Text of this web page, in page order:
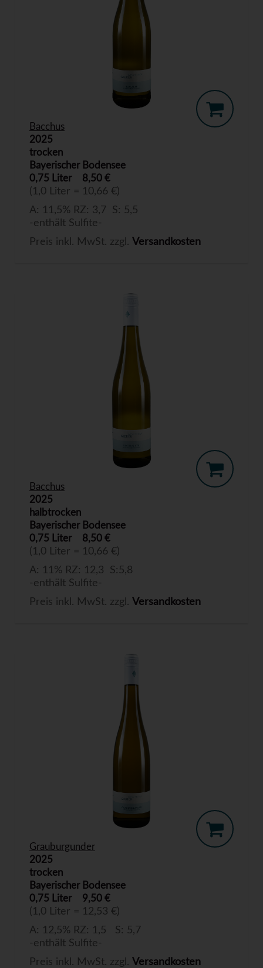
Bacchus
2025
trocken
Bayerischer Bodensee
0,75 Liter
8,50 €
(1,0 Liter = 10,66 €)
A: 11,5% RZ: 3,7 S: 5,5
-enthält Sulfite-
Preis inkl. MwSt. zzgl. Versandkosten
Bacchus
2025
halbtrocken
Bayerischer Bodensee
0,75 Liter
8,50 €
(1,0 Liter = 10,66 €)
A: 11% RZ: 12,3 S:5,8
-enthält Sulfite-
Preis inkl. MwSt. zzgl. Versandkosten
Grauburgunder
2025
trocken
Bayerischer Bodensee
0,75 Liter
9,50 €
(1,0 Liter = 12,53 €)
A: 12,5% RZ: 1,5 S: 5,7
-enthält Sulfite-
Preis inkl. MwSt. zzgl. Versandkosten